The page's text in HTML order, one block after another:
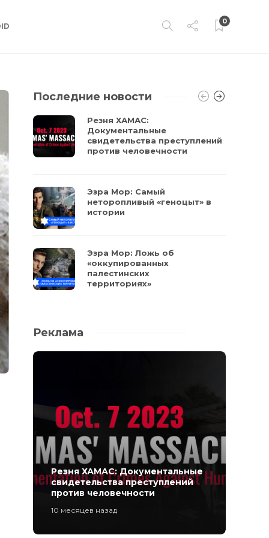
0
Последние новости
Резня ХАМАС:
Документальные
свидетельства преступлений
против человечности
Эзра Мор: Самый
неторопливый «геноцыт» в
истории
Эзра Мор: Ложь об
«оккупированных
палестинских
территориях»
Реклама
Резня ХАМАС: Документальные
свидетельства преступлений
против человечности
10 месяцев назад